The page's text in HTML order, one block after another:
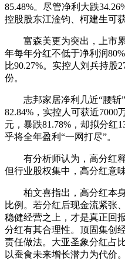
85.48%。尽管净利大跌
控股股东江淦钧、柯建生可获
富森美更为突出，上市累
年每年分红不低于净利润
比90.27%。实控人刘兵持股
份。
志邦家居净利几近“腰斩”
82.84%，实控人可获近7000
元，暴跌81.78%，却拟分红
乎将全年盈利“一网打尽”。
有分析师认为，高分红释
但行业股权集中，高分红意
柏文喜指出，高分红本身
比例。若分红后现金流紧张
稳健经营之上，才是真正回
分红有其合理性。顶固集创
责任做法。大亚圣象分红占
以蚕食未来增长潜力为代价。